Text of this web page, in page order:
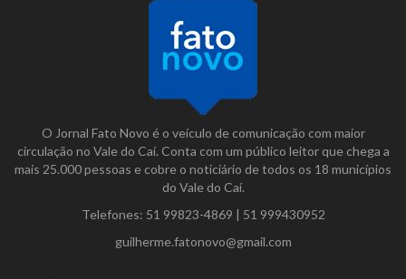
O Jornal Fato Novo é o veículo de comunicação com maior
circulação no Vale do Caí. Conta com um público leitor que chega a
mais 25.000 pessoas e cobre o noticiário de todos os 18 municípios
do Vale do Caí.
Telefones: 51 99823-4869 | 51 999430952
guilherme.fatonovo@gmail.com